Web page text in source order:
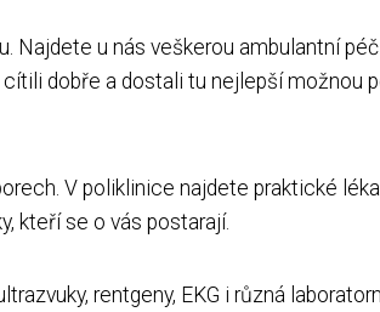
Najdete u nás veškerou ambulantní
dobře a dostali tu nejlepší možnou
V poliklinice najdete praktické
kteří se o vás postarají.
rentgeny, EKG i různá